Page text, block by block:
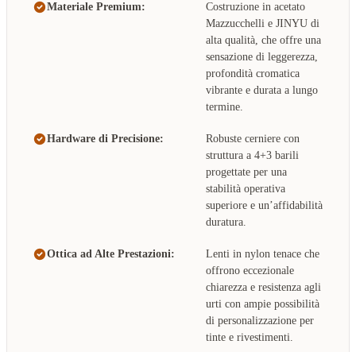
Materiale Premium:
Costruzione in acetato
Mazzucchelli e JINYU di
alta qualità, che offre una
sensazione di leggerezza,
profondità cromatica
vibrante e durata a lungo
termine.
Hardware di Precisione:
Robuste cerniere con
struttura a 4+3 barili
progettate per una
stabilità operativa
superiore e un’affidabilità
duratura.
Ottica ad Alte Prestazioni:
Lenti in nylon tenace che
offrono eccezionale
chiarezza e resistenza agli
urti con ampie possibilità
di personalizzazione per
tinte e rivestimenti.